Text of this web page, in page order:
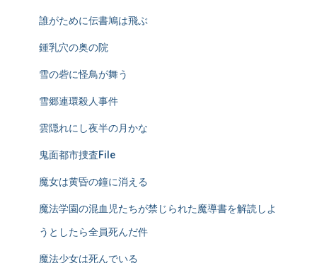
誰がために伝書鳩は飛ぶ
鍾乳穴の奥の院
雪の砦に怪鳥が舞う
雪郷連環殺人事件
雲隠れにし夜半の月かな
鬼面都市捜査File
魔女は黄昏の鐘に消える
魔法学園の混血児たちが禁じられた魔導書を解読しよ
うとしたら全員死んだ件
魔法少女は死んでいる